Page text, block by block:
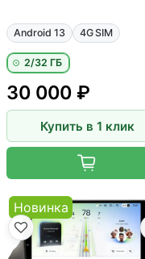
Android 13 4G SIM
2/32 ГБ
30 000 ₽
Купить в 1 клик
Новинка